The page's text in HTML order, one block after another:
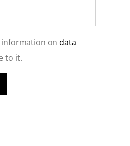
information on data
to it.